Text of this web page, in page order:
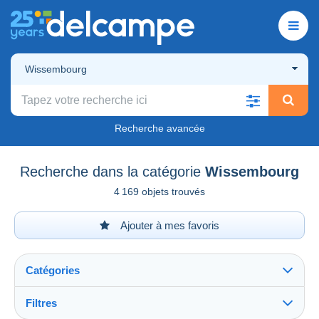
Wissembourg
Recherche avancée
Recherche dans la catégorie Wissembourg
4 169 objets trouvés
Ajouter à mes favoris
Catégories
Filtres